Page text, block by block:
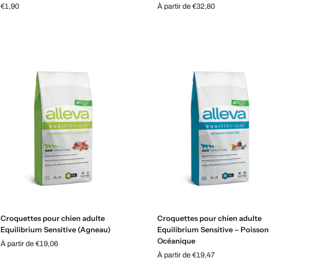
€1,90 À partir de €32,80
Croquettes pour chien adulte
Equilibrium Sensitive (Agneau)
À partir de €19,06
Croquettes pour chien adulte
Equilibrium Sensitive – Poisson
Océanique
À partir de €19,47